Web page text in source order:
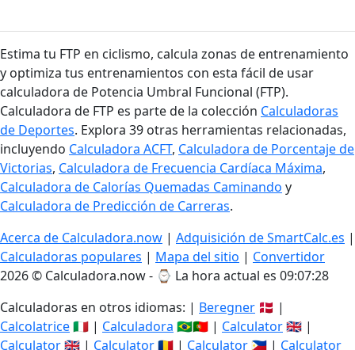
Estima tu FTP en ciclismo, calcula zonas de entrenamiento
y optimiza tus entrenamientos con esta fácil de usar
calculadora de Potencia Umbral Funcional (FTP).
Calculadora de FTP es parte de la colección Calculadoras
de Deportes. Explora 39 otras herramientas relacionadas,
incluyendo Calculadora ACFT, Calculadora de Porcentaje de
Victorias, Calculadora de Frecuencia Cardíaca Máxima,
Calculadora de Calorías Quemadas Caminando y
Calculadora de Predicción de Carreras.
Acerca de Calculadora.now | Adquisición de SmartCalc.es |
Calculadoras populares | Mapa del sitio | Convertidor
2026 © Calculadora.now - ⌚ La hora actual es 09:07:29
Calculadoras en otros idiomas: | Beregner 🇩🇰 |
Calcolatrice🇮🇹 | Calculadora 🇧🇷🇵🇹 | Calculator🇬🇧 |
Calculator🇬🇧 | Calculator🇷🇴 | Calculator 🇵🇭 | Calculator